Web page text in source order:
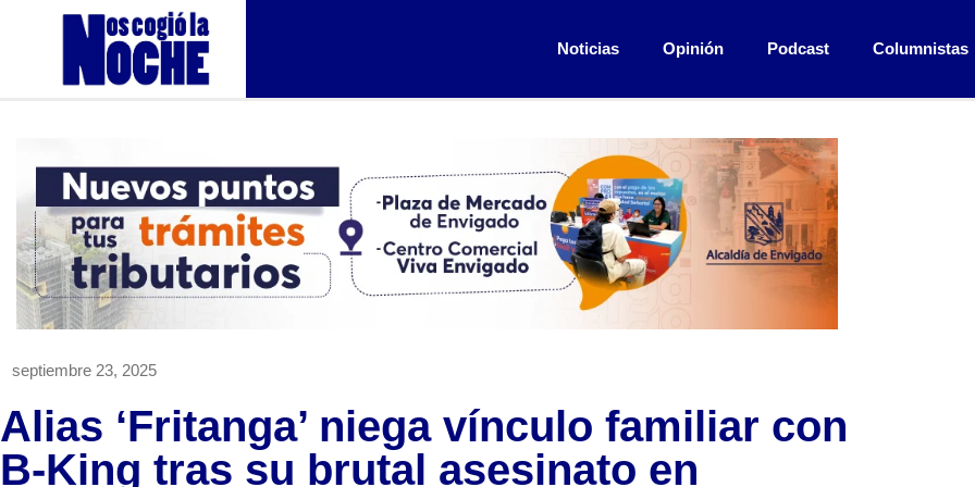
Noticias Opinión Podcast Columnistas
septiembre 23, 2025
Alias ‘Fritanga’ niega vínculo familiar con
B-King tras su brutal asesinato en